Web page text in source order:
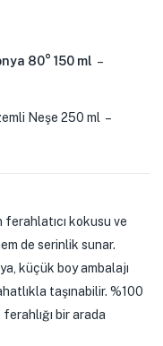
80° 150 ml –
Neşe 250 ml –
ferahlatıcı kokusu ve
de serinlik sunar.
küçük boy ambalajı
taşınabilir. %100
bir arada